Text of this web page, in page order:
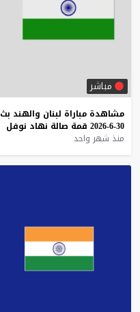
مباشر
مشاهدة مباراة لبنان والهند بث
30-6-2026
قمة صالة نهاد نوفل
منذ شهر واحد